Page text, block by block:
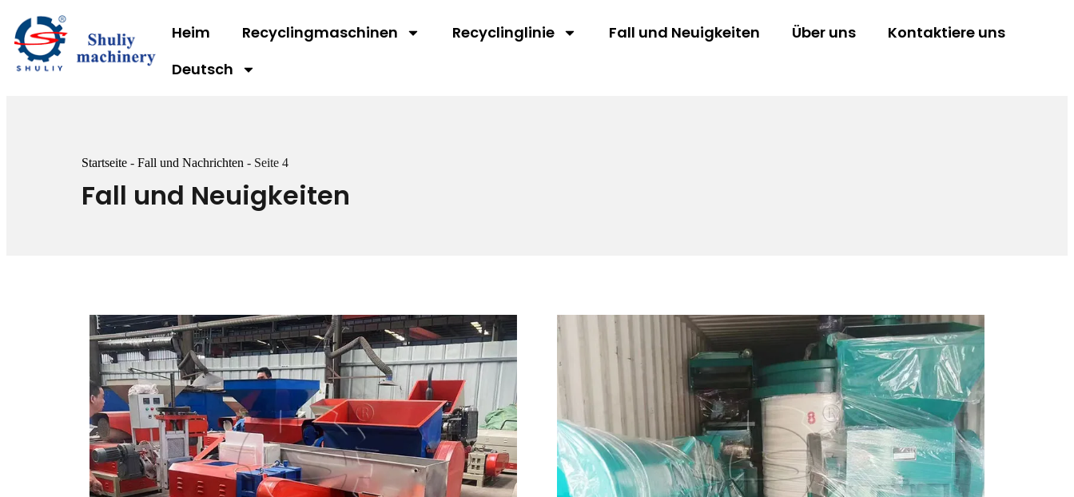
Heim Recyclingmaschinen Recyclinglinie Fall und Neuigkeiten Über uns
Kontaktiere uns
Deutsch
Startseite - Fall und Nachrichten - Seite 4
Fall und Neuigkeiten